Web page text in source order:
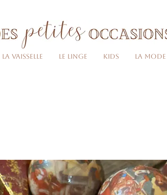
La vaisselle Le linge Kids La Mode